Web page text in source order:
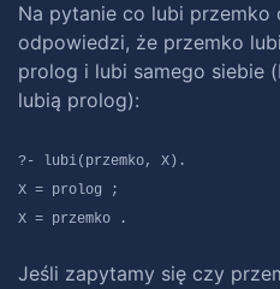
Na pytanie co lubi przemko
odpowiedzi, że przemko
prolog i lubi samego siebie
lubią prolog):
?- lubi(przemko, X).
X = prolog ;
X = przemko .
Jeśli zapytamy się czy